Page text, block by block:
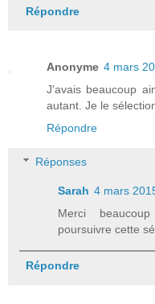
Répondre
Anonyme 4 mars
J'avais beaucoup
autant. Je le
Répondre
Réponses
Sarah 4 mars
Merci
poursuivre cette
Répondre